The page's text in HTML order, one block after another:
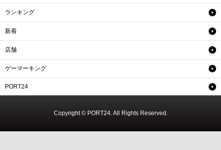
ランキング
新着
店舗
ゲーマーキング
PORT24
Copyright © PORT24. All Rights Reserved.